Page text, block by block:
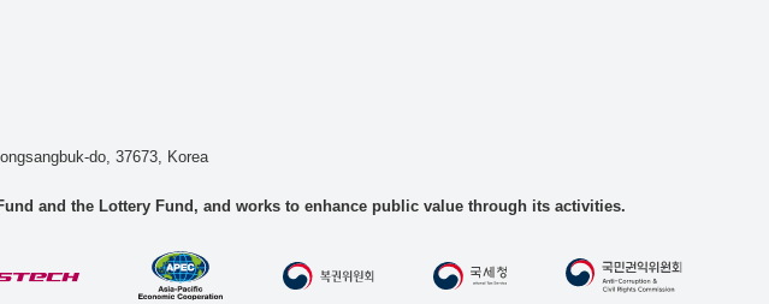
do, 37673, Korea
and the Lottery Fund, and works to enhance public value through its activities.